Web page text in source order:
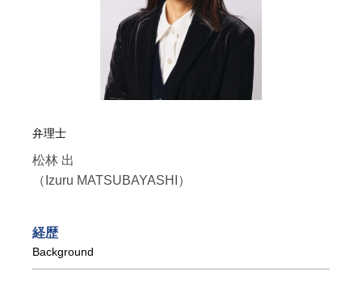
弁理士
松林 出
（Izuru MATSUBAYASHI）
経歴
Background